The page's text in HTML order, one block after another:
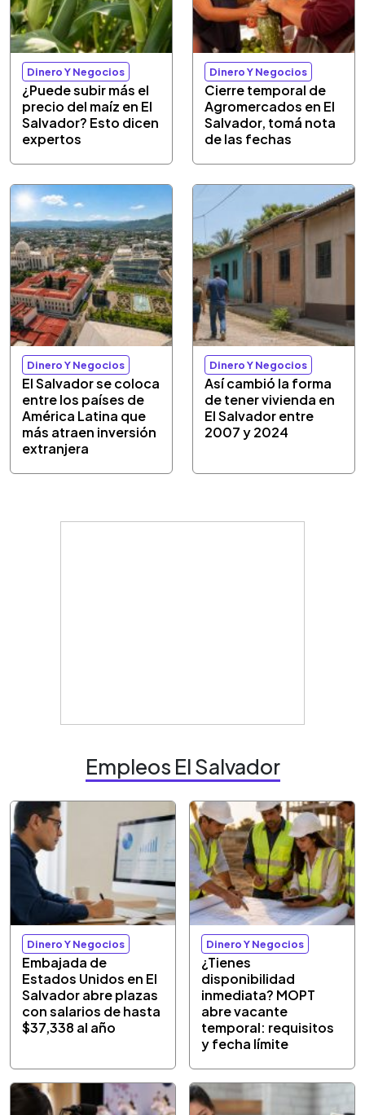
Dinero Y Negocios
¿Puede subir más el
precio del maíz en El
Salvador? Esto dicen
expertos
Dinero Y Negocios
Cierre temporal de
Agromercados en El
Salvador, tomá nota
de las fechas
Dinero Y Negocios
El Salvador se coloca
entre los países de
América Latina que
más atraen inversión
extranjera
Dinero Y Negocios
Así cambió la forma
de tener vivienda en
El Salvador entre
2007 y 2024
Empleos El Salvador
Dinero Y Negocios
Embajada de
Estados Unidos en El
Salvador abre plazas
con salarios de hasta
$37,338 al año
Dinero Y Negocios
¿Tienes
disponibilidad
inmediata? MOPT
abre vacante
temporal: requisitos
y fecha límite